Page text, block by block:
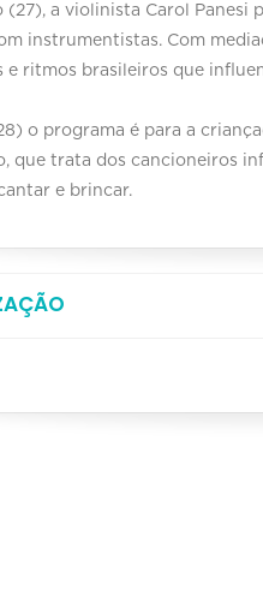
(27), a violinista Carol Panesi
instrumentistas. Com
e ritmos brasileiros que
o programa é para a
que trata dos cancioneiros
e brincar.